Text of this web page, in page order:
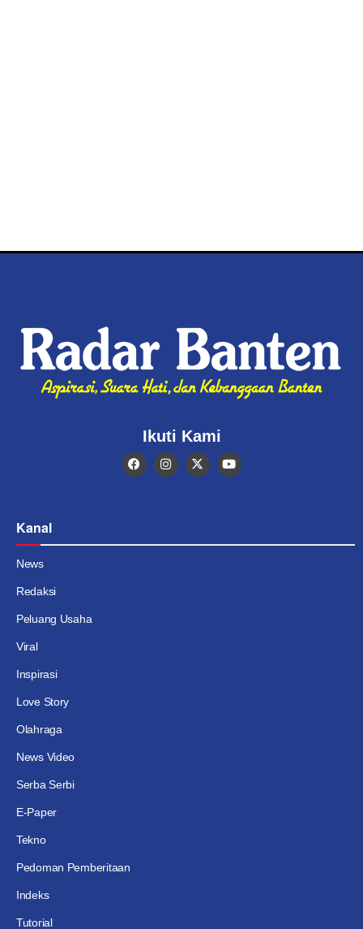
Ikuti Kami
Kanal
News
Redaksi
Peluang Usaha
Viral
Inspirasi
Love Story
Olahraga
News Video
Serba Serbi
E-Paper
Tekno
Pedoman Pemberitaan
Indeks
Tutorial